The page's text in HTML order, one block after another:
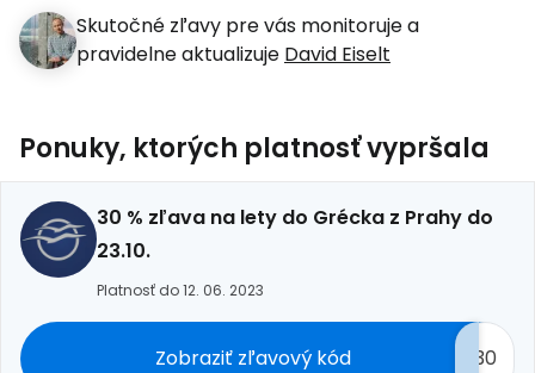
Skutočné zľavy pre vás monitoruje a
pravidelne aktualizuje David Eiselt
Ponuky, ktorých platnosť vypršala
30 % zľava na lety do Grécka z Prahy do
23.10.
Platnosť do 12. 06. 2023
Zobraziť zľavový kód 30